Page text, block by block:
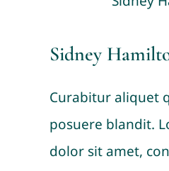
Sidney
Curabitur aliquet
posuere blandit.
dolor sit amet,